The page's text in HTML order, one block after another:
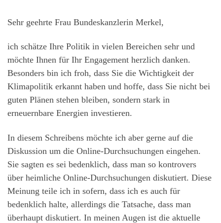
Sehr geehrte Frau Bundeskanzlerin Merkel,
ich schätze Ihre Politik in vielen Bereichen sehr und
möchte Ihnen für Ihr Engagement herzlich danken.
Besonders bin ich froh, dass Sie die Wichtigkeit der
Klimapolitik erkannt haben und hoffe, dass Sie nicht bei
guten Plänen stehen bleiben, sondern stark in
erneuernbare Energien investieren.
In diesem Schreibens möchte ich aber gerne auf die
Diskussion um die Online-Durchsuchungen eingehen.
Sie sagten es sei bedenklich, dass man so kontrovers
über heimliche Online-Durchsuchungen diskutiert. Diese
Meinung teile ich in sofern, dass ich es auch für
bedenklich halte, allerdings die Tatsache, dass man
überhaupt diskutiert. In meinen Augen ist die aktuelle